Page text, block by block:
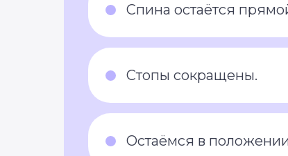
Спина остаётся
Стопы сокращены.
Остаёмся в